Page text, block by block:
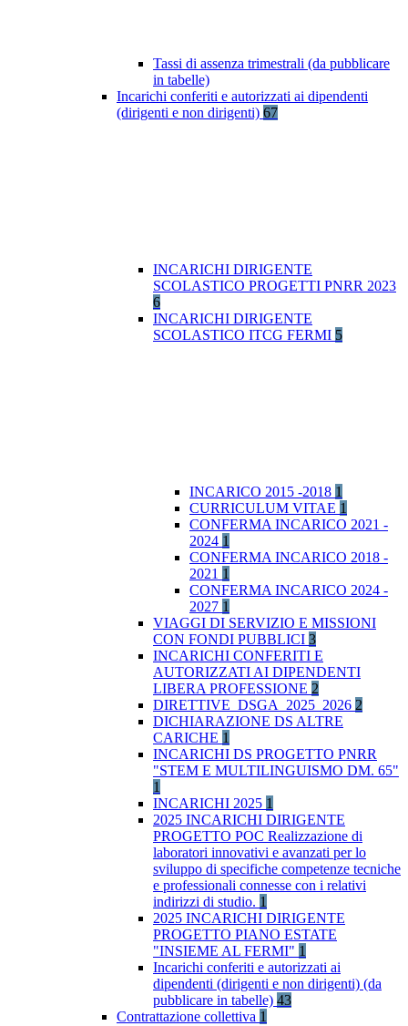
Tassi di assenza trimestrali (da pubblicare
in tabelle)
Incarichi conferiti e autorizzati ai dipendenti
(dirigenti e non dirigenti) 67
INCARICHI DIRIGENTE
SCOLASTICO PROGETTI PNRR 2023
6
INCARICHI DIRIGENTE
SCOLASTICO ITCG FERMI 5
INCARICO 2015 -2018 1
CURRICULUM VITAE 1
CONFERMA INCARICO 2021 -
2024 1
CONFERMA INCARICO 2018 -
2021 1
CONFERMA INCARICO 2024 -
2027 1
VIAGGI DI SERVIZIO E MISSIONI
CON FONDI PUBBLICI 3
INCARICHI CONFERITI E
AUTORIZZATI AI DIPENDENTI
LIBERA PROFESSIONE 2
DIRETTIVE_DSGA_2025_2026 2
DICHIARAZIONE DS ALTRE
CARICHE 1
INCARICHI DS PROGETTO PNRR
"STEM E MULTILINGUISMO DM. 65"
1
INCARICHI 2025 1
2025 INCARICHI DIRIGENTE
PROGETTO POC Realizzazione di
laboratori innovativi e avanzati per lo
sviluppo di specifiche competenze tecniche
e professionali connesse con i relativi
indirizzi di studio. 1
2025 INCARICHI DIRIGENTE
PROGETTO PIANO ESTATE
"INSIEME AL FERMI" 1
Incarichi conferiti e autorizzati ai
dipendenti (dirigenti e non dirigenti) (da
pubblicare in tabelle) 43
Contrattazione collettiva 1